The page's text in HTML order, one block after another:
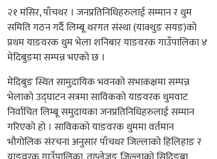
२१ मंसिर, पाँचथर । जनप्रतिनिधिहरुलाई सम्मान र थुम
समिति गठन गर्दै लिम्बू थरगत संस्था (याक्थुङ सयङ)को
प्रथम याङवरक थुम भेला शनिबार याङवरक गाउँपालिका ४
मेदिबुङमा सम्पन्न भएको छ ।
मेदिबुङ स्थित सामुदायिक भवनको सभाकक्षमा सम्पन्न
भेलाको उद्घाटन सत्रमा साविकको याङवरक थुमवाट
निर्वाचित लिम्बू समुदायका जनप्रतिनिधिहरुलाई सम्मान
गरिएको हो । साविकको याङवरक थुममा वर्तमान
भौगोलिक संरचना अनुसार पाँचथर जिल्लाको हिलिहाङ र